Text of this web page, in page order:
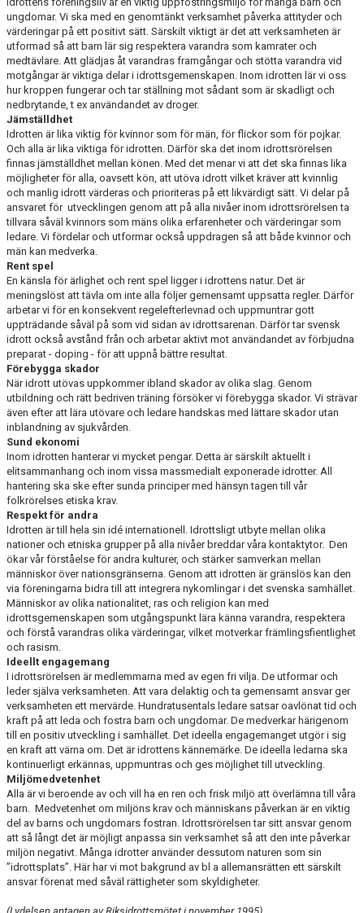
ungdomar. Vi ska med en genomtänkt verksamhet påverka attityder och
värderingar på ett positivt sätt. Särskilt viktigt är det att verksamheten är
utformad så att barn lär sig respektera varandra som kamrater och
medtävlare. Att glädjas åt varandras framgångar och stötta varandra vid
motgångar är viktiga delar i idrottsgemenskapen. Inom idrotten lär vi oss
hur kroppen fungerar och tar ställning mot sådant som är skadligt och
nedbrytande, t ex användandet av droger.
Jämställdhet
Idrotten är lika viktig för kvinnor som för män, för flickor som för pojkar.
Och alla är lika viktiga för idrotten. Därför ska det inom idrottsrörelsen
finnas jämställdhet mellan könen. Med det menar vi att det ska finnas lika
möjligheter för alla, oavsett kön, att utöva idrott vilket kräver att kvinnlig
och manlig idrott värderas och prioriteras på ett likvärdigt sätt. Vi delar på
ansvaret för utvecklingen genom att på alla nivåer inom idrottsrörelsen ta
tillvara såväl kvinnors som mäns olika erfarenheter och värderingar som
ledare. Vi fördelar och utformar också uppdragen så att både kvinnor och
män kan medverka.
Rent spel
En känsla för ärlighet och rent spel ligger i idrottens natur. Det är
meningslöst att tävla om inte alla följer gemensamt uppsatta regler. Därför
arbetar vi för en konsekvent regelefterlevnad och uppmuntrar gott
uppträdande såväl på som vid sidan av idrottsarenan. Därför tar svensk
idrott också avstånd från och arbetar aktivt mot användandet av förbjudna
preparat - doping - för att uppnå bättre resultat.
Förebygga skador
När idrott utövas uppkommer ibland skador av olika slag. Genom
utbildning och rätt bedriven trä­ning försöker vi förebygga skador. Vi strävar
även efter att lära utövare och ledare handskas med lättare skador utan
inblandning av sjukvården.
Sund ekonomi
Inom idrotten hanterar vi mycket pengar. Detta är särskilt aktuellt i
elitsammanhang och inom vissa massmedialt exponerade idrotter. All
hantering ska ske efter sunda principer med hänsyn tagen till vår
folkrörelses etiska krav.
Respekt för andra
Idrotten är till hela sin idé internationell. Idrottsligt utbyte mellan olika
nationer och etniska grupper på alla nivåer breddar våra kontaktytor. Den
ökar vår förståelse för andra kulturer, och stärker samverkan mellan
människor över nationsgränserna. Genom att idrot­ten är gränslös kan den
via föreningarna bidra till att integrera nykomlingar i det svenska samhället.
Människor av olika nationalitet, ras och religion kan med
idrottsgemenskapen som utgångspunkt lära känna varandra, respektera
och förstå varandras olika värderingar, vilket motverkar främlingsfientlighet
och rasism.
Ideellt engagemang
I idrottsrörelsen är medlemmarna med av egen fri vilja. De utformar och
leder själva verksamheten. Att vara delaktig och ta gemensamt ansvar ger
verksam­heten ett mervärde. Hundratusentals ledare satsar oavlönat tid och
kraft på att leda och fostra barn och ungdomar. De medverkar härigenom
till en positiv utveckling i samhället. Det ideella engagemanget utgör i sig
en kraft att värna om. Det är idrottens kännemärke. De ideella le­darna ska
kontinuerligt erkännas, uppmuntras och ges möjlighet till utveckling.
Miljömedvetenhet
Alla är vi beroende av och vill ha en ren och frisk miljö att överlämna till våra
barn. Medvetenhet om miljöns krav och människans påverkan är en viktig
del av barns och ungdomars fostran. Idrottsrörelsen tar sitt ansvar genom
att så långt det är möjligt anpassa sin verksamhet så att den inte påverkar
miljön negativt. Många idrotter använder dessutom naturen som sin
”idrottsplats”. Här har vi mot bakgrund av bl a allemansrätten ett särskilt
ansvar förenat med såväl rättigheter som skyldigheter.